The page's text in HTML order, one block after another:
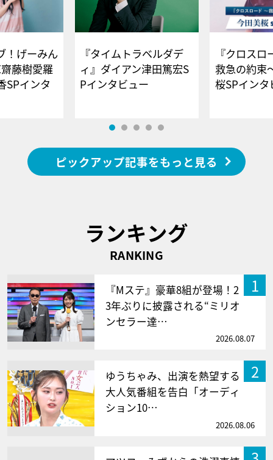
！げーみん
藤樹愛羅
SPインタ
『タイムトラベルダデ
ィ』ダイアン津田篤宏S
Pインタビュー
『クロス
救急の約束
桜SPイ
ピックアップ記事をもっと見る
ランキング
RANKING
1
『Mステ』豪華8組が登場！2
3年ぶりに披露される“ミリオ
ンセラー達…
2026.08.07
2
ゆうちゃみ、出演を熱望する
大人気番組を告白「オーディ
ション10…
2026.08.06